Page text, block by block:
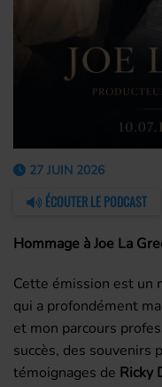
27 JUIN 2026
ÉCOUTER LE PODCAST
Hommage à Joe La
Cette émission est un
qui a profondément
et mon parcours
succès, des souvenirs
témoignages de Ricky